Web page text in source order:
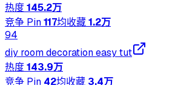
热度145.2万
竞争 Pin117均收藏1.2万
94
diy room decoration easy tut
热度143.9万
竞争 Pin 42均收藏 3.4万